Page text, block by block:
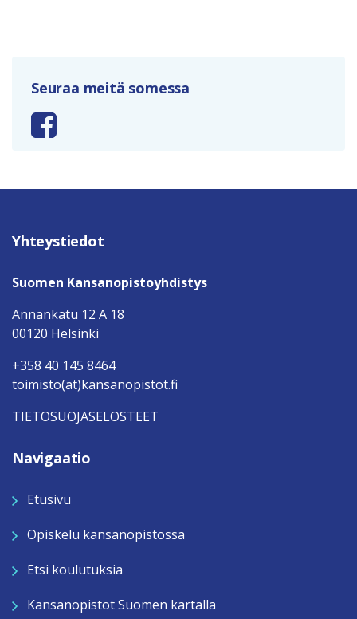
Seuraa meitä somessa
Yhteystiedot
Suomen Kansanopistoyhdistys
Annankatu 12 A 18
00120 Helsinki
+358 40 145 8464
toimisto(at)kansanopistot.fi
TIETOSUOJASELOSTEET
Navigaatio
Etusivu
Opiskelu kansanopistossa
Etsi koulutuksia
Kansanopistot Suomen kartalla